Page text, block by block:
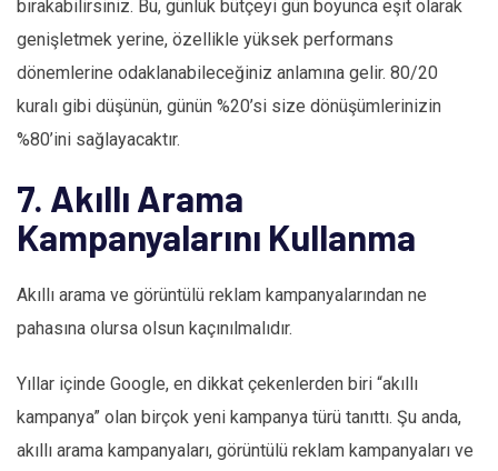
bırakabilirsiniz. Bu, günlük bütçeyi gün boyunca eşit olarak
genişletmek yerine, özellikle yüksek performans
dönemlerine odaklanabileceğiniz anlamına gelir. 80/20
kuralı gibi düşünün, günün %20’si size dönüşümlerinizin
%80’ini sağlayacaktır.
7. Akıllı Arama
Kampanyalarını Kullanma
Akıllı arama ve görüntülü reklam kampanyalarından ne
pahasına olursa olsun kaçınılmalıdır.
Yıllar içinde Google, en dikkat çekenlerden biri “akıllı
kampanya” olan birçok yeni kampanya türü tanıttı. Şu anda,
akıllı arama kampanyaları, görüntülü reklam kampanyaları ve